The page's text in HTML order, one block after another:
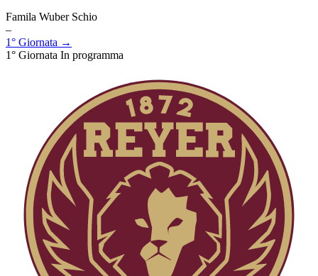
Famila Wuber Schio
–
1° Giornata →
1° Giornata In programma